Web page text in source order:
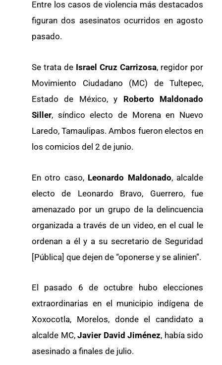
Entre los casos de violencia más destacados
figuran dos asesinatos ocurridos en agosto
pasado.
Se trata de Israel Cruz Carrizosa, regidor por
Movimiento Ciudadano (MC) de Tultepec,
Estado de México, y Roberto Maldonado
Siller, síndico electo de Morena en Nuevo
Laredo, Tamaulipas. Ambos fueron electos en
los comicios del 2 de junio.
En otro caso, Leonardo Maldonado, alcalde
electo de Leonardo Bravo, Guerrero, fue
amenazado por un grupo de la delincuencia
organizada a través de un video, en el cual le
ordenan a él y a su secretario de Seguridad
[Pública] que dejen de “oponerse y se alinien”.
El pasado 6 de octubre hubo elecciones
extraordinarias en el municipio indígena de
Xoxocotla, Morelos, donde el candidato a
alcalde MC, Javier David Jiménez, había sido
asesinado a finales de julio.